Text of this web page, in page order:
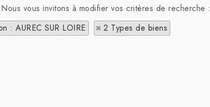
vous invitons à modifier vos critères de recherche :
: AUREC SUR LOIRE
2 Types de biens